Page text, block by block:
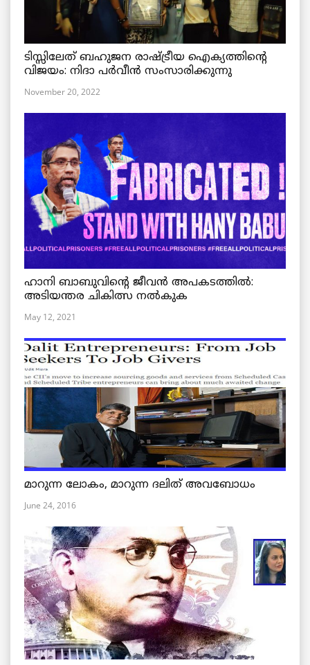
ടിസ്സിലേത് ബഹുജന രാഷ്ട്രീയ ഐക്യത്തിന്റെ
വിജയം: നിദാ പർവീൻ സംസാരിക്കുന്നു
November 20, 2022
ഹാനി ബാബുവിന്റെ ജീവൻ അപകടത്തിൽ:
അടിയന്തര ചികിത്സ നൽകുക
May 12, 2021
മാറുന്ന ലോകം, മാറുന്ന ദലിത് അവബോധം
June 24, 2016